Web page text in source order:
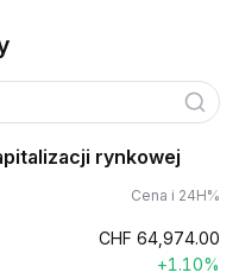
rynkowej
Cena i 24H%
CHF 64,974.00
+1.10%